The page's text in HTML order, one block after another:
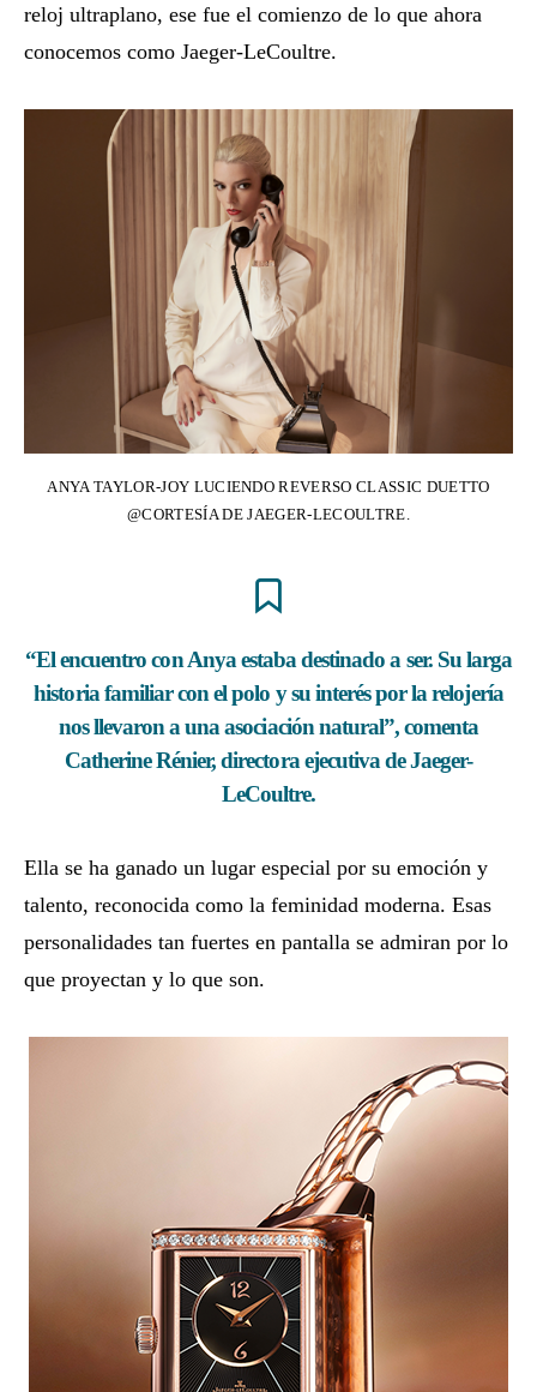
reloj ultraplano, ese fue el comienzo de lo que ahora
conocemos como Jaeger-LeCoultre.
ANYA TAYLOR-JOY LUCIENDO REVERSO CLASSIC DUETTO
@CORTESÍA DE JAEGER-LECOULTRE.
“El encuentro con Anya estaba destinado a ser. Su larga
historia familiar con el polo y su interés por la relojería
nos llevaron a una asociación natural”, comenta
Catherine Rénier, directora ejecutiva de Jaeger-
LeCoultre.
Ella se ha ganado un lugar especial por su emoción y
talento, reconocida como la feminidad moderna. Esas
personalidades tan fuertes en pantalla se admiran por lo
que proyectan y lo que son.